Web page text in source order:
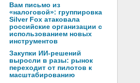
Вам письмо из
«налоговой»: группировка
Silver Fox атаковала
российские организации с
использованием новых
инструментов
Закупки ИИ-решений
выросли в разы: рынок
переходит от пилотов к
масштабированию